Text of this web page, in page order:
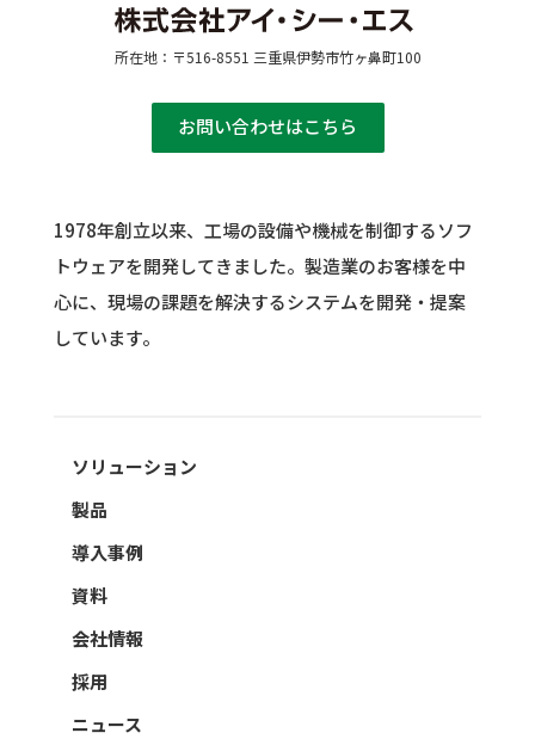
所在地：〒516-8551 三重県伊勢市竹ヶ鼻町100
お問い合わせはこちら
1978年創立以来、工場の設備や機械を制御するソフ
トウェアを開発してきました。 製造業のお客様を中
心に、現場の課題を解決するシステムを開発・提案
しています。
ソリューション
製品
導入事例
資料
会社情報
採用
ニュース